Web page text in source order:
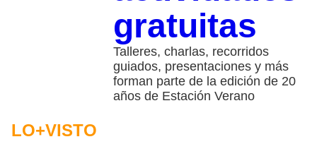
gratuitas
Talleres, charlas, recorridos
guiados, presentaciones y más
forman parte de la edición de 20
años de Estación Verano
LO+VISTO